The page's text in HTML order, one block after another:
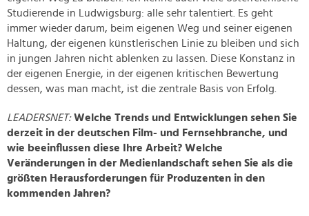
Studierende in Ludwigsburg: alle sehr talentiert. Es geht
immer wieder darum, beim eigenen Weg und seiner eigenen
Haltung, der eigenen künstlerischen Linie zu bleiben und sich
in jungen Jahren nicht ablenken zu lassen. Diese Konstanz in
der eigenen Energie, in der eigenen kritischen Bewertung
dessen, was man macht, ist die zentrale Basis von Erfolg.
LEADERSNET: Welche Trends und Entwicklungen sehen Sie
derzeit in der deutschen Film- und Fernsehbranche, und
wie beeinflussen diese Ihre Arbeit? Welche
Veränderungen in der Medienlandschaft sehen Sie als die
größten Herausforderungen für Produzenten in den
kommenden Jahren?